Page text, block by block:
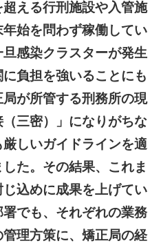
える行刑施設や入管施
始を問わず稼働してい
感染クラスターが発生
負担を強いることにも
が所管する刑務所の現
三密）」になりがちな
しいガイドラインを適
た。その結果、これま
込めに成果を上げてい
でも、それぞれの業務
理方策に、矯正局の経